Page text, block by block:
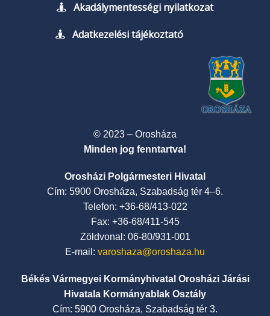
Akadálymentességi nyilatkozat
Adatkezelési tájékoztató
© 2023 – Orosháza
Minden jog fenntartva!
Orosházi Polgármesteri Hivatal
Cím: 5900 Orosháza, Szabadság tér 4–6.
Telefon: +36-68/413-022
Fax: +36-68/411-545
Zöldvonal: 06-80/931-001
E-mail: varoshaza@oroshaza.hu
Békés Vármegyei Kormányhivatal Orosházi Járási
Hivatala Kormányablak Osztály
Cím: 5900 Orosháza, Szabadság tér 3.